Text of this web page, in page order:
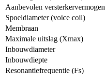
Aanbevolen versterkervermogen
Spoeldiameter (voice coil)
Membraan
Maximale uitslag (Xmax)
Inbouwdiameter
Inbouwdiepte
Resonantiefrequentie (Fs)